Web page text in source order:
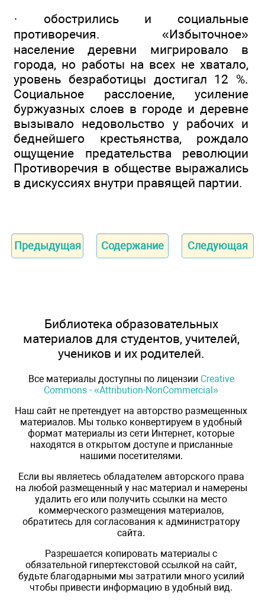
· обострились и социальные
противоречия. «Избыточное»
население деревни мигрировало в
города, но работы на всех не хватало,
уровень безработицы достигал 12 %.
Социальное расслоение, усиление
буржуазных слоев в городе и деревне
вызывало недовольство у рабочих и
беднейшего крестьянства, рождало
ощущение предательства революции
Противоречия в обществе выражались
в дискуссиях внутри правящей партии.
Предыдущая Содержание Следующая
Библиотека образовательных
материалов для студентов, учителей,
учеников и их родителей.
Все материалы доступны по лицензии Creative
Commons - «Attribution-NonCommercial»
Наш сайт не претендует на авторство размещенных
материалов. Мы только конвертируем в удобный
формат материалы из сети Интернет, которые
находятся в открытом доступе и присланные
нашими посетителями.
Если вы являетесь обладателем авторского права
на любой размещенный у нас материал и намерены
удалить его или получить ссылки на место
коммерческого размещения материалов,
обратитесь для согласования к администратору
сайта.
Разрешается копировать материалы с
обязательной гипертекстовой ссылкой на сайт,
будьте благодарными мы затратили много усилий
чтобы привести информацию в удобный вид.